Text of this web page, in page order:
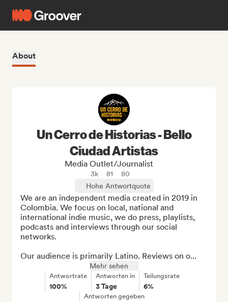
About
Un Cerro de Historias - Bello
Ciudad Artistas
Media Outlet/Journalist
3k 81
80
Hohe Antwortquote
We are an independent media created in 2019 in
Colombia. We focus on local, national and
international indie music, we do press, playlists,
podcasts and interviews through our social
networks.
Our audience is primarily Latino. Reviews on o...
Mehr sehen
Antwortrate
100%
Antworten in
3 Tage
Teilungsrate
6%
Antworten gegeben